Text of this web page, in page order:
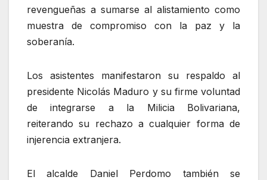
revengueñas a sumarse al alistamiento como
muestra de compromiso con la paz y la
soberanía.
Los asistentes manifestaron su respaldo al
presidente Nicolás Maduro y su firme voluntad
de integrarse a la Milicia Bolivariana,
reiterando su rechazo a cualquier forma de
injerencia extranjera.
El alcalde Daniel Perdomo también se